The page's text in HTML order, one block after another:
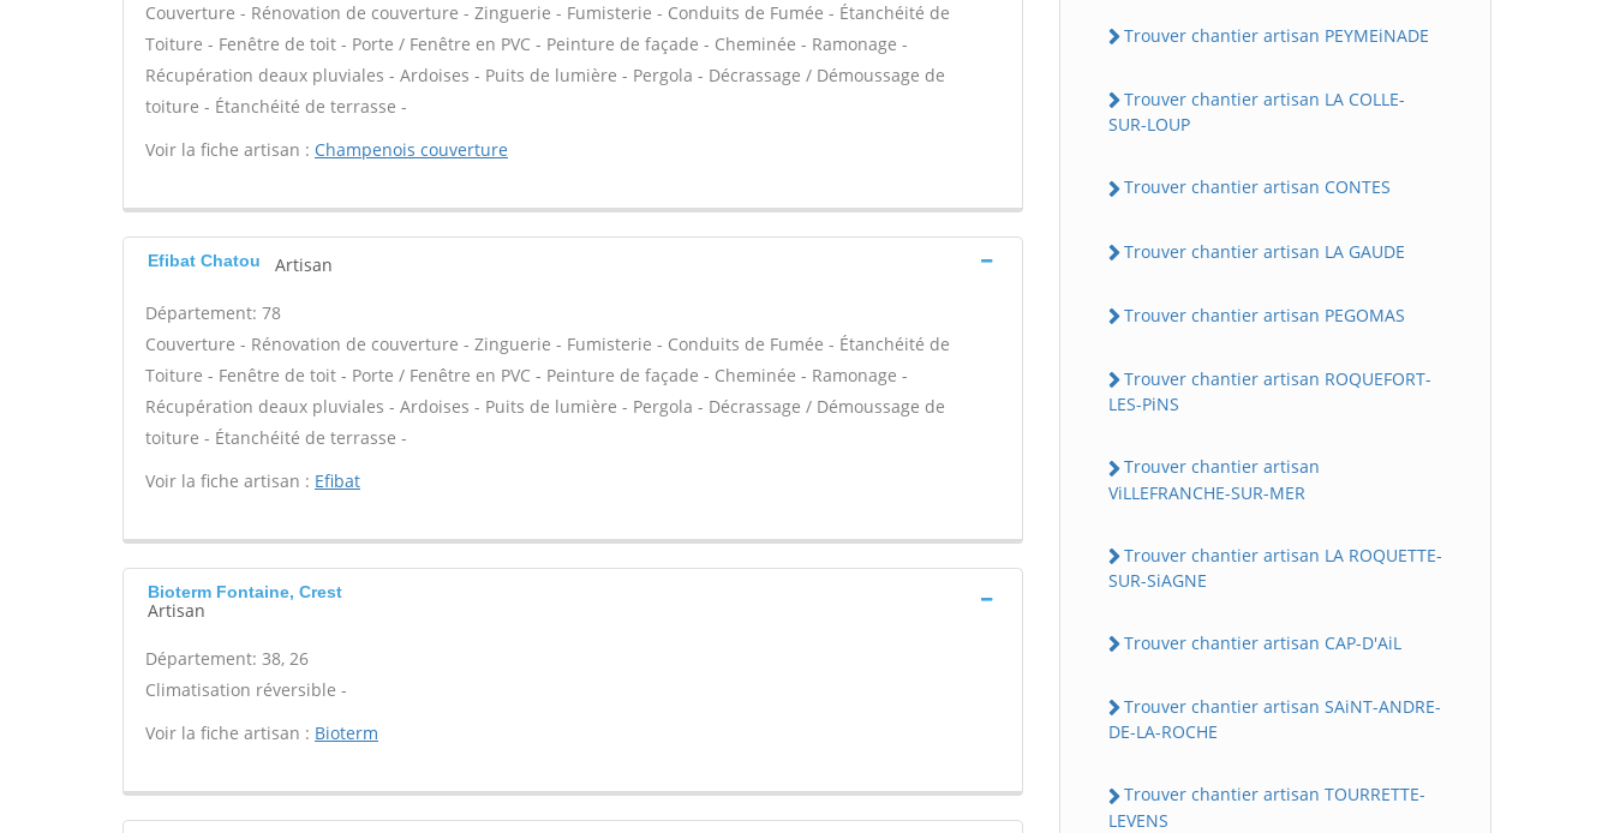
Couverture - Rénovation de couverture - Zinguerie - Fumisterie - Conduits de Fumée - Étanchéité de
Toiture - Fenêtre de toit - Porte / Fenêtre en PVC - Peinture de façade - Cheminée - Ramonage -
Récupération deaux pluviales - Ardoises - Puits de lumière - Pergola - Décrassage / Démoussage de
toiture - Étanchéité de terrasse -
Voir la fiche artisan : Champenois couverture
Efibat Chatou Artisan
Département: 78
Couverture - Rénovation de couverture - Zinguerie - Fumisterie - Conduits de Fumée - Étanchéité de
Toiture - Fenêtre de toit - Porte / Fenêtre en PVC - Peinture de façade - Cheminée - Ramonage -
Récupération deaux pluviales - Ardoises - Puits de lumière - Pergola - Décrassage / Démoussage de
toiture - Étanchéité de terrasse -
Voir la fiche artisan : Efibat
Bioterm Fontaine, Crest
Artisan
Département: 38, 26
Climatisation réversible -
Voir la fiche artisan : Bioterm
Trouver chantier artisan PEYMEiNADE
Trouver chantier artisan LA COLLE-
SUR-LOUP
Trouver chantier artisan CONTES
Trouver chantier artisan LA GAUDE
Trouver chantier artisan PEGOMAS
Trouver chantier artisan ROQUEFORT-
LES-PiNS
Trouver chantier artisan
ViLLEFRANCHE-SUR-MER
Trouver chantier artisan LA ROQUETTE-
SUR-SiAGNE
Trouver chantier artisan CAP-D'AiL
Trouver chantier artisan SAiNT-ANDRE-
DE-LA-ROCHE
Trouver chantier artisan TOURRETTE-
LEVENS